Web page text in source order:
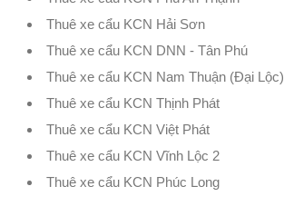
Thuê xe cẩu KCN Hải Sơn
Thuê xe cẩu KCN DNN - Tân Phú
Thuê xe cẩu KCN Nam Thuận (Đại Lộc)
Thuê xe cẩu KCN Thịnh Phát
Thuê xe cẩu KCN Việt Phát
Thuê xe cẩu KCN Vĩnh Lộc 2
Thuê xe cẩu KCN Phúc Long